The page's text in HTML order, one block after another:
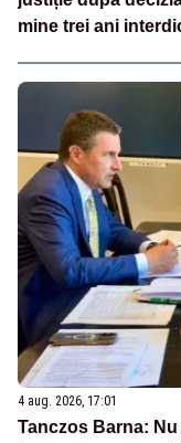
mine trei ani
4 aug. 2026, 17:01
Tanczos Barna: